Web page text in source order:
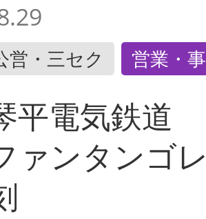
営・三セク 営業・
平電気鉄道
ンタンゴ